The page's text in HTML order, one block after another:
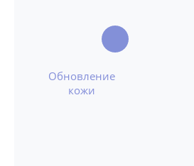
Обновление
кожи